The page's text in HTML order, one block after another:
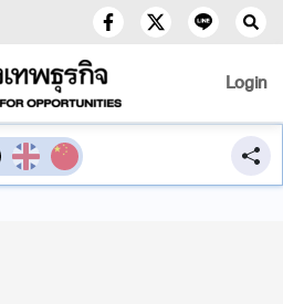
Login